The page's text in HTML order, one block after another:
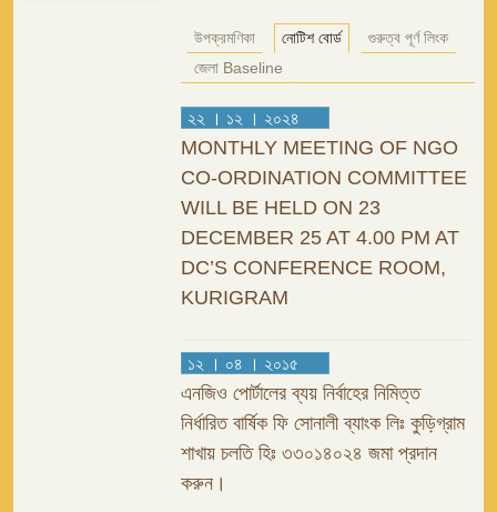
উপক্রমণিকা নোটিশ বোর্ড
গুরুত্ব পূর্ণ লিংক
জেলা Baseline
২২ । ১২ । ২০২৪
MONTHLY MEETING OF NGO
CO-ORDINATION COMMITTEE
WILL BE HELD ON 23
DECEMBER 25 AT 4.00 PM AT
DC’S CONFERENCE ROOM,
KURIGRAM
১২ । ০৪ । ২০১৫
এনজিও পোর্টালের ব্যয় নির্বাহের নিমিত্ত
নির্ধারিত বার্ষিক ফি সোনালী ব্যাংক লিঃ কুড়িগ্রাম
শাখায় চলতি হিঃ ৩৩০১৪০২৪ জমা প্রদান
করুন।